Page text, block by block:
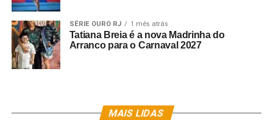
SÉRIE OURO RJ 1 mês atrás
Tatiana Breia é a nova Madrinha do
Arranco para o Carnaval 2027
MAIS LIDAS